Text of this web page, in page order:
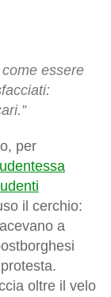
essere
per
il cerchio:
a
oltre il velo